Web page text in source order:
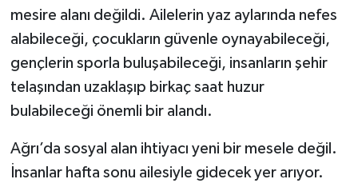
mesire alanı değildi. Ailelerin yaz aylarında nefes
alabileceği, çocukların güvenle oynayabileceği,
gençlerin sporla buluşabileceği, insanların şehir
telaşından uzaklaşıp birkaç saat huzur
bulabileceği önemli bir alandı.
Ağrı’da sosyal alan ihtiyacı yeni bir mesele değil.
İnsanlar hafta sonu ailesiyle gidecek yer arıyor.